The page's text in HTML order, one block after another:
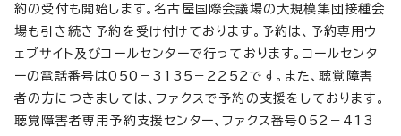
約の受付も開始します。名古屋国際会議場の大規模集団接種会
場も引き続き予約を受け付けております。予約は、予約専用ウ
ェブサイト及びコールセンターで行っております。コールセンタ
ーの電話番号は050－3135－2252です。また、聴覚障害
者の方につきましては、ファクスで予約の支援をしております。
聴覚障害者専用予約支援センター、ファクス番号052－413